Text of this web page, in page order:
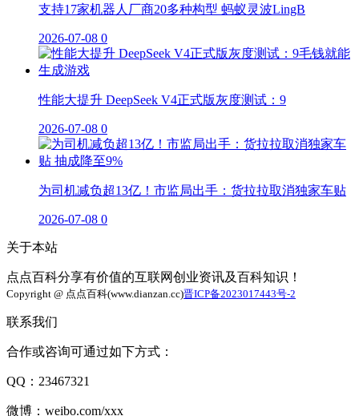
支持17家机器人厂商20多种构型 蚂蚁灵波LingB
2026-07-08 0
性能大提升 DeepSeek V4正式版灰度测试：9
2026-07-08 0
为司机减负超13亿！市监局出手：货拉拉取消独家车贴
2026-07-08 0
关于本站
点点百科分享有价值的互联网创业资讯及百科知识！
Copyright @ 点点百科(www.dianzan.cc)晋ICP备2023017443号-2
联系我们
合作或咨询可通过如下方式：
QQ：23467321
微博：weibo.com/xxx